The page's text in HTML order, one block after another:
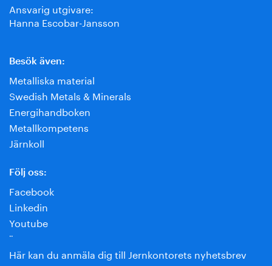
Ansvarig utgivare:
Hanna Escobar-Jansson
Besök även:
Metalliska material
Swedish Metals & Minerals
Energihandboken
Metallkompetens
Järnkoll
Följ oss:
Facebook
Linkedin
Youtube
¨
Här kan du anmäla dig till Jernkontorets nyhetsbrev